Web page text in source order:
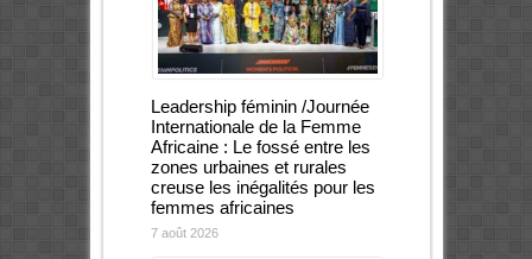
Leadership féminin /Journée
Internationale de la Femme
Africaine : Le fossé entre les
zones urbaines et rurales
creuse les inégalités pour les
femmes africaines
7 août 2026